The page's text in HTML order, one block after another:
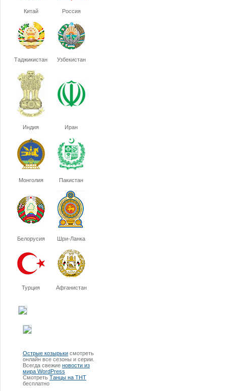
Китай Россия
Таджикистан Узбекистан
Индия Иран
Монголия Пакистан
Белорусия Шри-Ланка
Турция Афганистан
Острые козырьки смотреть
онлайн все сезоны и серии.
Всегда свежие новости из
мира WordPress
Смотреть Танцы на ТНТ
бесплатно